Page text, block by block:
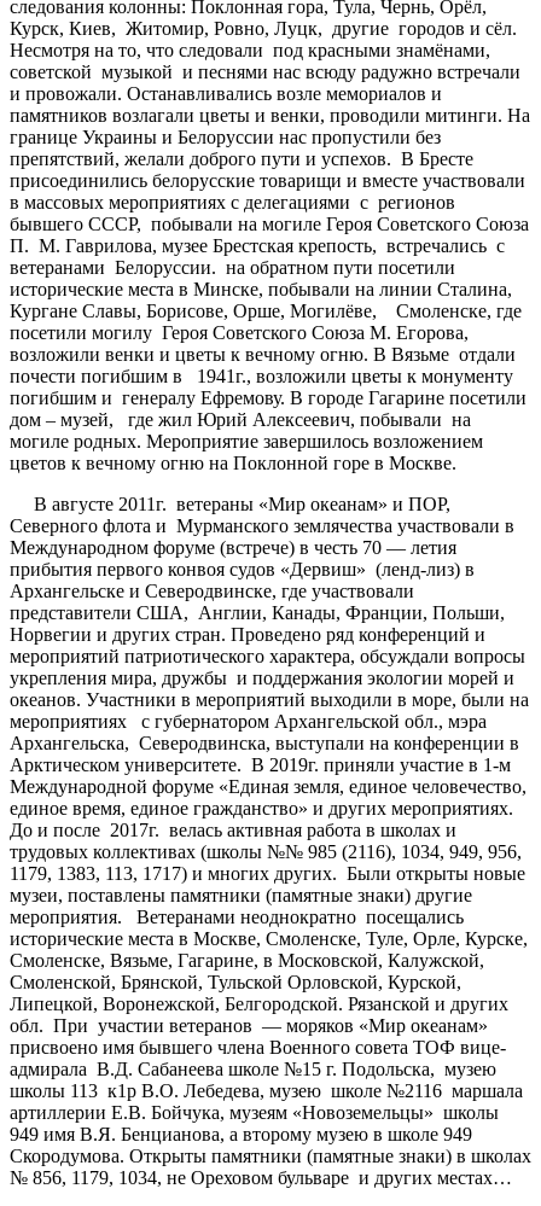
следования колонны: Поклонная гора, Тула, Чернь, Орёл,
Курск, Киев, Житомир, Ровно, Луцк, другие городов и сёл.
Несмотря на то, что следовали под красными знамёнами,
советской музыкой и песнями нас всюду радужно встречали
и провожали. Останавливались возле мемориалов и
памятников возлагали цветы и венки, проводили митинги. На
границе Украины и Белоруссии нас пропустили без
препятствий, желали доброго пути и успехов. В Бресте
присоединились белорусские товарищи и вместе участвовали
в массовых мероприятиях с делегациями с регионов
бывшего СССР, побывали на могиле Героя Советского Союза
П. М. Гаврилова, музее Брестская крепость, встречались с
ветеранами Белоруссии. на обратном пути посетили
исторические места в Минске, побывали на линии Сталина,
Кургане Славы, Борисове, Орше, Могилёве, Смоленске, где
посетили могилу Героя Советского Союза М. Егорова,
возложили венки и цветы к вечному огню. В Вязьме отдали
почести погибшим в 1941г., возложили цветы к монументу
погибшим и генералу Ефремову. В городе Гагарине посетили
дом – музей, где жил Юрий Алексеевич, побывали на
могиле родных. Мероприятие завершилось возложением
цветов к вечному огню на Поклонной горе в Москве.
В августе 2011г. ветераны «Мир океанам» и ПОР,
Северного флота и Мурманского землячества участвовали в
Международном форуме (встрече) в честь 70 — летия
прибытия первого конвоя судов «Дервиш» (ленд-лиз) в
Архангельске и Северодвинске, где участвовали
представители США, Англии, Канады, Франции, Польши,
Норвегии и других стран. Проведено ряд конференций и
мероприятий патриотического характера, обсуждали вопросы
укрепления мира, дружбы и поддержания экологии морей и
океанов. Участники в мероприятий выходили в море, были на
мероприятиях с губернатором Архангельской обл., мэра
Архангельска, Северодвинска, выступали на конференции в
Арктическом университете. В 2019г. приняли участие в 1-м
Международной форуме «Единая земля, единое человечество,
единое время, единое гражданство» и других мероприятиях.
До и после 2017г. велась активная работа в школах и
трудовых коллективах (школы №№ 985 (2116), 1034, 949, 956,
1179, 1383, 113, 1717) и многих других. Были открыты новые
музеи, поставлены памятники (памятные знаки) другие
мероприятия. Ветеранами неоднократно посещались
исторические места в Москве, Смоленске, Туле, Орле, Курске,
Смоленске, Вязьме, Гагарине, в Московской, Калужской,
Смоленской, Брянской, Тульской Орловской, Курской,
Липецкой, Воронежской, Белгородской. Рязанской и других
обл. При участии ветеранов — моряков «Мир океанам»
присвоено имя бывшего члена Военного совета ТОФ вице-
адмирала В.Д. Сабанеева школе №15 г. Подольска, музею
школы 113 к1р В.О. Лебедева, музею школе №2116 маршала
артиллерии Е.В. Бойчука, музеям «Новоземельцы» школы
949 имя В.Я. Бенцианова, а второму музею в школе 949
Скородумова. Открыты памятники (памятные знаки) в школах
№ 856, 1179, 1034, не Ореховом бульваре и других местах…